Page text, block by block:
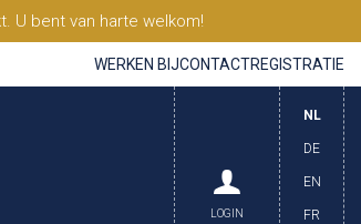
U bent van harte welkom!
WERKEN BIJCONTACTREGISTRATIE
NL
DE
EN
FR
LOGIN